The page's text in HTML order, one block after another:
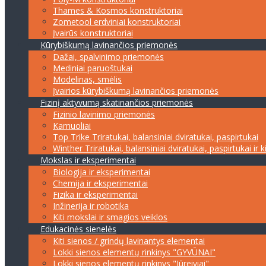
Thames & Kosmos konstruktoriai
Zometool erdviniai konstruktoriai
Įvairūs konstruktoriai
Kūrybiškumą lavinančios priemonės
Dažai, spalvinimo priemonės
Mediniai paruoštukai
Modelinas, smėlis
Įvairios kūrybiškumą lavinančios priemonės
Fizinį aktyvumą skatinančios priemonės
Fizinio lavinimo priemonės
Kamuoliai
Top Trike Triratukai, balansiniai dviratukai, paspirtukai
Winther Triratukai, balansiniai dviratukai, paspirtukai ir
Mokslas ir eksperimentai
Biologija ir eksperimentai
Chemija ir eksperimentai
Fizika ir eksperimentai
Inžinerija ir robotika
Kiti mokslai ir smagios veiklos
Edukacinės sienelės
Kiti sienos / grindų lavinantys elementai
Lokki sienos elementų rinkinys "GYVŪNAI"
Lokki sienos elementų rinkinys "Jūreiviai"